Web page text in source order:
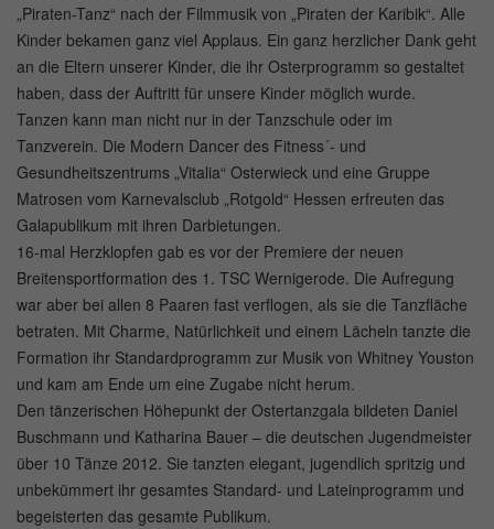
„Piraten-Tanz“ nach der Filmmusik von „Piraten der Karibik“. Alle
Kinder bekamen ganz viel Applaus. Ein ganz herzlicher Dank geht
an die Eltern unserer Kinder, die ihr Osterprogramm so gestaltet
haben, dass der Auftritt für unsere Kinder möglich wurde.
Tanzen kann man nicht nur in der Tanzschule oder im
Tanzverein. Die Modern Dancer des Fitness´- und
Gesundheitszentrums „Vitalia“ Osterwieck und eine Gruppe
Matrosen vom Karnevalsclub „Rotgold“ Hessen erfreuten das
Galapublikum mit ihren Darbietungen.
16-mal Herzklopfen gab es vor der Premiere der neuen
Breitensportformation des 1. TSC Wernigerode. Die Aufregung
war aber bei allen 8 Paaren fast verflogen, als sie die Tanzfläche
betraten. Mit Charme, Natürlichkeit und einem Lächeln tanzte die
Formation ihr Standardprogramm zur Musik von Whitney Youston
und kam am Ende um eine Zugabe nicht herum.
Den tänzerischen Höhepunkt der Ostertanzgala bildeten Daniel
Buschmann und Katharina Bauer – die deutschen Jugendmeister
über 10 Tänze 2012. Sie tanzten elegant, jugendlich spritzig und
unbekümmert ihr gesamtes Standard- und Lateinprogramm und
begeisterten das gesamte Publikum.